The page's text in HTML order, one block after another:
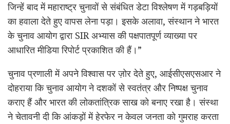
जिन्हें बाद में महाराष्ट्र चुनावों से संबंधितडेटाविश्लेषण में गड़बड़ियों
का हवाला देते हुए वापसलेनापड़ा। इसके अलावा, संस्थान ने भारत
के चुनाव आयोग द्वारा SIRअभ्यास की पक्षपातपूर्ण व्याख्या पर
आधारित मीडिया रिपोर्ट प्रकाशित की हैं।”
चुनाव प्रणाली में अपने विश्वास पर ज़ोर देते हुए, आईसीएसएसआरने
दोहराया कि चुनाव आयोग ने दशकों से स्वतंत्र और निष्पक्ष चुनाव
कराए हैं और भारत की लोकतांत्रिक साख को बनाए रखा है। संस्था
ने चेतावनी दी कि आंकड़ों में हेरफेर न केवल जनता को गुमराह करता